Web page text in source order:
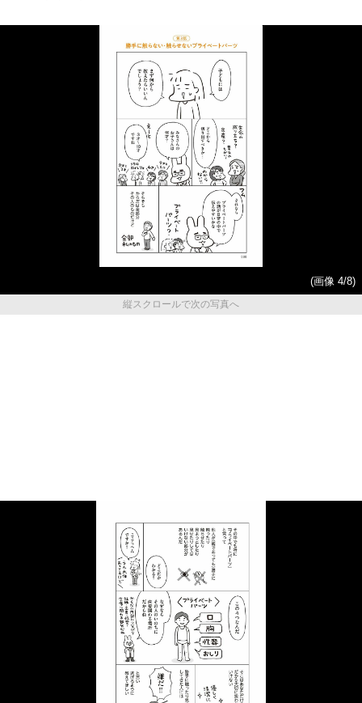
(画像 4/8)
縦スクロールで次の写真へ